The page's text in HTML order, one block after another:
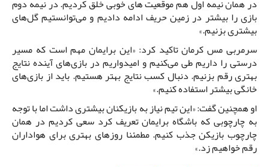
در همان نیمه اول هم موقعیت های خوبی خلق کردیم. در نیمه دوم
بازی را بیشتر در زمین حریف ادامه دادیم و می‌توانستیم گل‌های
بیشتری بزنیم.»
سرمربی مس کرمان تاکید کرد: «این برایمان مهم است که مسیر
درستی را داریم طی می‌کنیم و امیدواریم در بازی‌های آینده نتایج
بهتری رقم بزنیم. دنبال کسب نتایج بهتر هستیم. باید از بازی‌های
خانگی بیشتر استفاده کنیم.»
او همچنین گفت: «این تیم نیاز به بازیکنان بیشتری داشت اما با توجه
به چارچوبی که باشگاه برایمان تعریف کرد سعی کردیم در همان
چارچوب بازیکن جذب کنیم. مطمئنا روزهای بهتری برای هواداران
رقم خواهیم زد.»